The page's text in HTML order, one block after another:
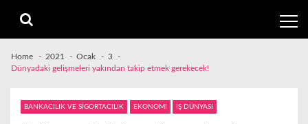
navigation
content
Home 2021 Ocak
3
Dünyadaki gelişmeleri yakından takip etmek gerekecek!
BANKACILIK VE SİGORTACILIK EKONOMİ İŞ DÜNYASI